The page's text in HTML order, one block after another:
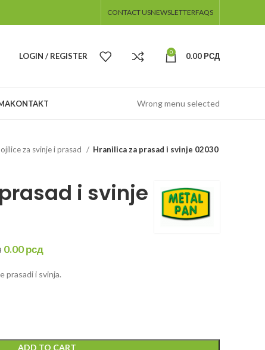
CONTACT USNEWSLETTERFAQS
LOGIN / REGISTER 0 0.00РСД
KONTAKT Wrong menu selected
za svinje i prasad Hranilica za prasad i svinje 02030
i svinje
0.00рсд
prasadi i svinja.
ADD TO CART